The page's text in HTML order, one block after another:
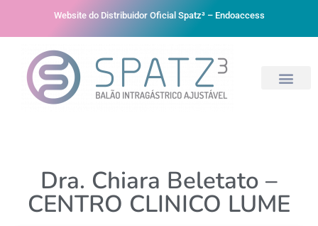
Website do Distribuidor Oficial Spatz³ – Endoaccess
Dra. Chiara Beletato –
CENTRO CLINICO LUME